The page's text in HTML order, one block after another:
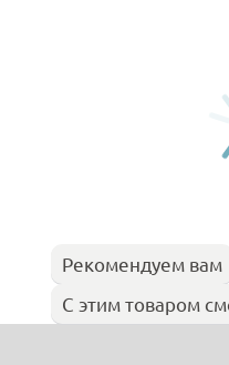
Рекомендуем вам
С этим товаром